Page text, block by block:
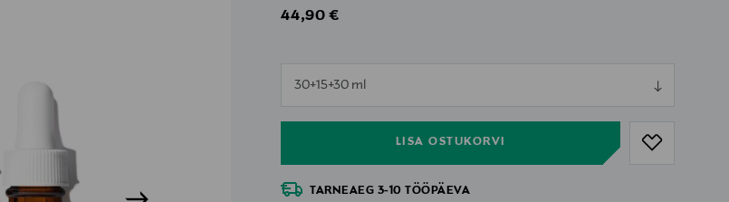
Original Price
44,90 €
30+15+30 ml
LISA OSTUKORVI
null
TARNEAEG 3-10 TÖÖPÄEVA